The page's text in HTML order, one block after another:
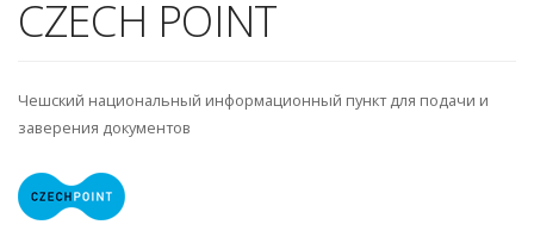
CZECH POINT
Чешский национальный информационный пункт для подачи и
заверения документов